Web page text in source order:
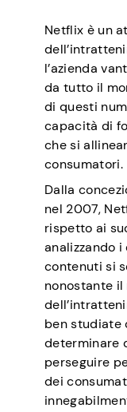
Netflix è un
l’azienda
da tutto il
di questi
capacità di
che si
consumatori.
Dalla
nel 2007,
rispetto ai
analizzando
contenuti si
nonostante
ben studiate
determinare
perseguire
dei